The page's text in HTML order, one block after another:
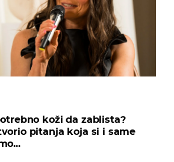
koži da zablista?
pitanja koja si i same